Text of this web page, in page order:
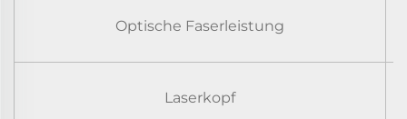
Optische Faserleistung
Laserkopf